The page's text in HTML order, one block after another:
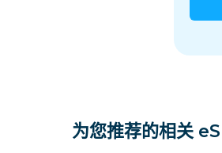
为您推荐的相关